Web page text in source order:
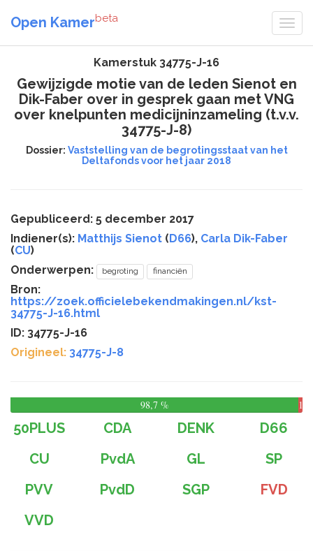
Open Kamerbeta
Kamerstuk 34775-J-16
Gewijzigde motie van de leden Sienot en
Dik-Faber over in gesprek gaan met VNG
over knelpunten medicijninzameling (t.v.v.
34775-J-8)
Dossier: Vaststelling van de begrotingsstaat van het
Deltafonds voor het jaar 2018
Gepubliceerd: 5 december 2017
Indiener(s): Matthijs Sienot (D66), Carla Dik-Faber
(CU)
Onderwerpen:
begroting financiën
Bron:
https://zoek.officielebekendmakingen.nl/kst-
34775-J-16.html
ID: 34775-J-16
Origineel: 34775-J-8
98,7 %
1,3
50PLUS CDA DENK
D66
CU
PvdA GL
SP
PVV
PvdD SGP
FVD
VVD